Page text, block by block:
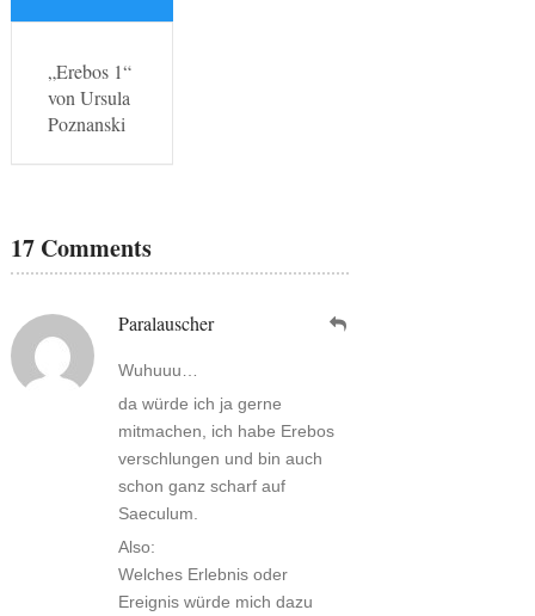
„Erebos 1“
von Ursula
Poznanski
17 Comments
Paralauscher
Wuhuuu…
da würde ich ja gerne
mitmachen, ich habe Erebos
verschlungen und bin auch
schon ganz scharf auf
Saeculum.
Also:
Welches Erlebnis oder
Ereignis würde mich dazu